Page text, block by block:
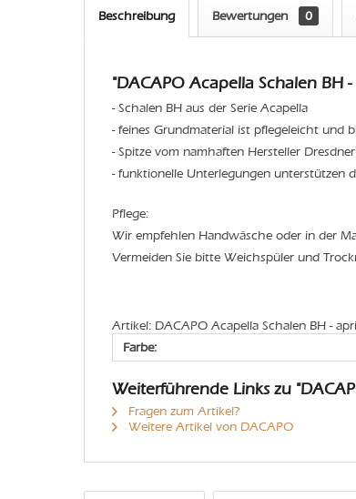
Beschreibung Bewertungen 0
"DACAPO Acapella Schalen BH
- Schalen BH aus der Serie Acapella
- feines Grundmaterial ist pflegeleicht und
- Spitze vom namhaften Hersteller
- funktionelle Unterlegungen unterstützen
Pflege:
Wir empfehlen Handwäsche oder in der
Vermeiden Sie bitte Weichspüler und
Artikel: DACAPO Acapella Schalen BH -
Farbe:
Weiterführende Links zu
Fragen zum Artikel?
Weitere Artikel von DACAPO